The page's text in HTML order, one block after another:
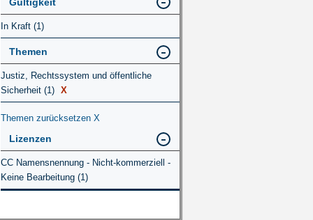
In Kraft (1)
Themen
Justiz, Rechtssystem und öffentliche
Sicherheit (1) X
Themen zurücksetzen X
Lizenzen
CC Namensnennung - Nicht-kommerziell -
Keine Bearbeitung (1)